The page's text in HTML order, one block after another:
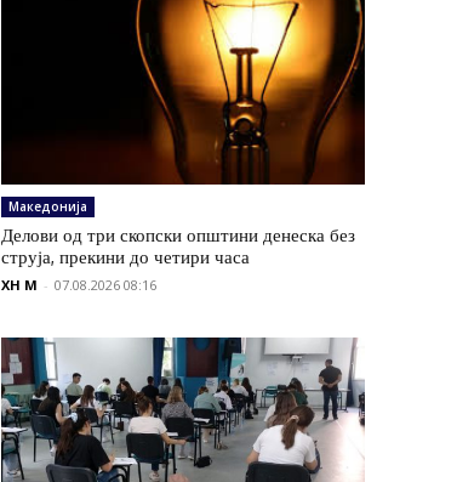
Македонија
Делови од три скопски општини денеска без
струја, прекини до четири часа
XH M - 07.08.2026 08:16